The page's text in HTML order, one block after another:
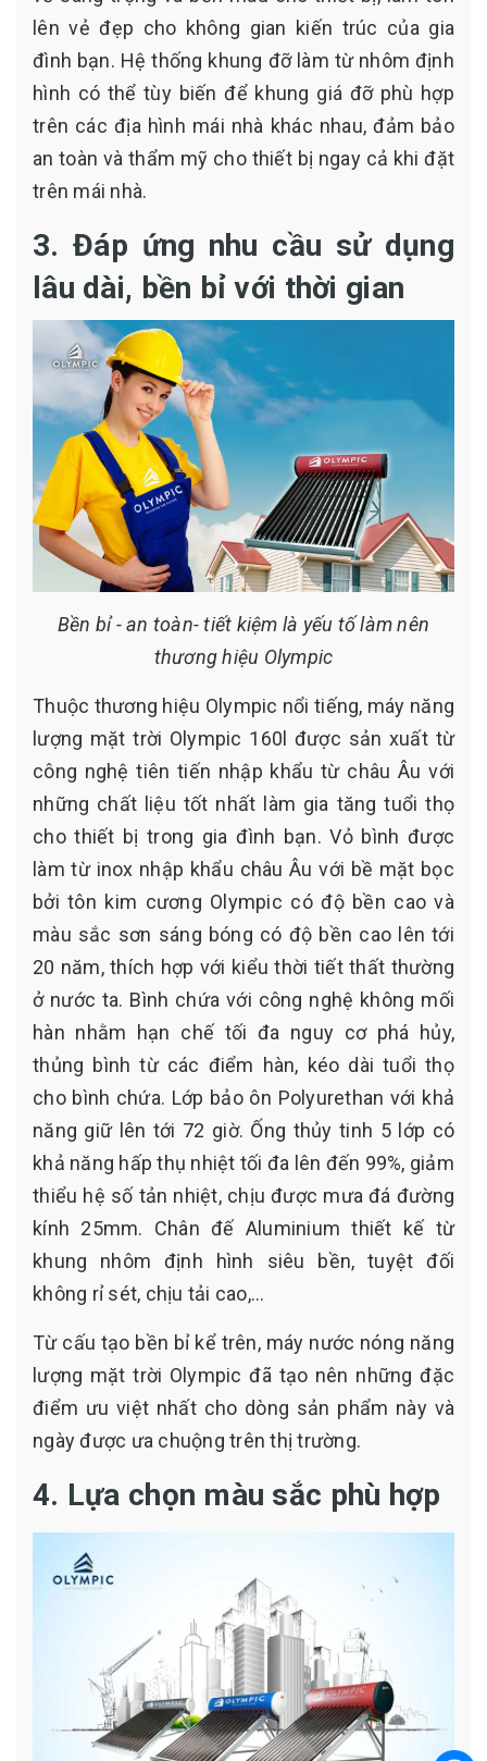
lên vẻ đẹp cho không gian kiến trúc của gia
đình bạn. Hệ thống khung đỡ làm từ nhôm định
hình có thể tùy biến để khung giá đỡ phù hợp
trên các địa hình mái nhà khác nhau, đảm bảo
an toàn và thẩm mỹ cho thiết bị ngay cả khi đặt
trên mái nhà.
3. Đáp ứng nhu cầu sử dụng
lâu dài, bền bỉ với thời gian
Bền bỉ - an toàn- tiết kiệm là yếu tố làm nên
thương hiệu Olympic
Thuộc thương hiệu Olympic nổi tiếng, máy năng
lượng mặt trời Olympic 160l được sản xuất từ
công nghệ tiên tiến nhập khẩu từ châu Âu với
những chất liệu tốt nhất làm gia tăng tuổi thọ
cho thiết bị trong gia đình bạn. Vỏ bình được
làm từ inox nhập khẩu châu Âu với bề mặt bọc
bởi tôn kim cương Olympic có độ bền cao và
màu sắc sơn sáng bóng có độ bền cao lên tới
20 năm, thích hợp với kiểu thời tiết thất thường
ở nước ta. Bình chứa với công nghệ không mối
hàn nhằm hạn chế tối đa nguy cơ phá hủy,
thủng bình từ các điểm hàn, kéo dài tuổi thọ
cho bình chứa. Lớp bảo ôn Polyurethan với khả
năng giữ lên tới 72 giờ. Ống thủy tinh 5 lớp có
khả năng hấp thụ nhiệt tối đa lên đến 99%, giảm
thiểu hệ số tản nhiệt, chịu được mưa đá đường
kính 25mm. Chân đế Aluminium thiết kế từ
khung nhôm định hình siêu bền, tuyệt đối
không rỉ sét, chịu tải cao,…
Từ cấu tạo bền bỉ kể trên, máy nước nóng năng
lượng mặt trời Olympic đã tạo nên những đặc
điểm ưu việt nhất cho dòng sản phẩm này và
ngày được ưa chuộng trên thị trường.
4. Lựa chọn màu sắc phù hợp